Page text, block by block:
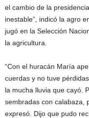
el cambio de la
inestable”, indicó la agro
jugó en la Selección
la agricultura.
“Con el huracán María
cuerdas y no tuve
la mucha lluvia que cayó.
sembradas con calabaza,
expresó. Dijo que pudo